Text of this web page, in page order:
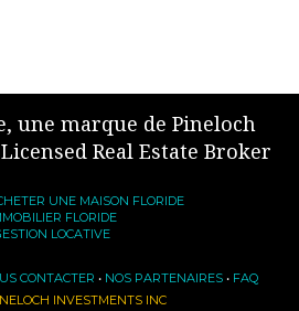
une marque de Pineloch
Real Estate Broker
UNE MAISON FLORIDE
FLORIDE
LOCATIVE
CONTACTER • NOS PARTENAIRES• FAQ
INVESTMENTS INC